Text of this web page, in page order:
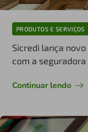
PRODUTOS E SERVIÇOS
Sicredi lança
com a seguradora
Continuar lendo